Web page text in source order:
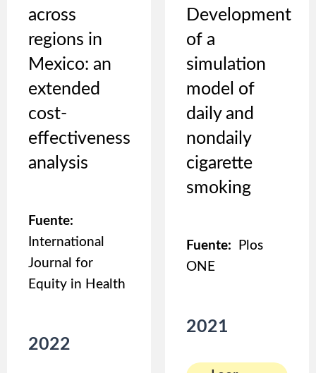
across
regions in
Mexico: an
extended
cost-
effectiveness
analysis
Fuente:
International
Journal for
Equity in Health
2022
Development
of a
simulation
model of
daily and
nondaily
cigarette
smoking
Fuente: Plos
ONE
2021